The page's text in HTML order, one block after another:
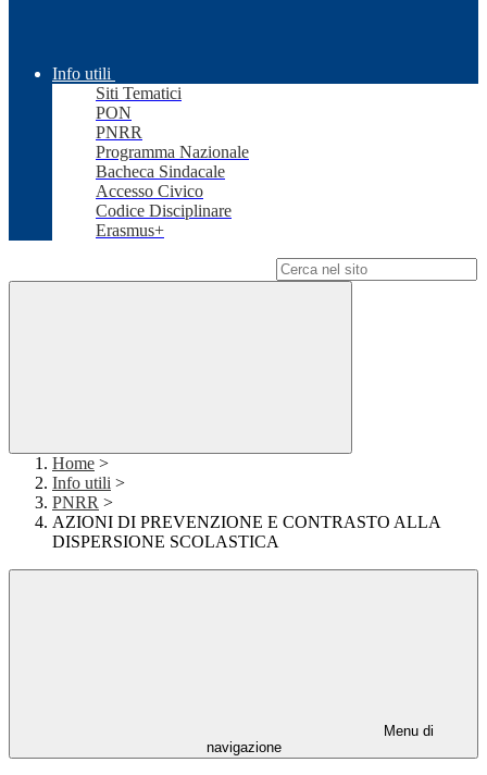
Info utili
Siti Tematici
PON
PNRR
Programma Nazionale
Bacheca Sindacale
Accesso Civico
Codice Disciplinare
Erasmus+
Home >
Info utili >
PNRR >
AZIONI DI PREVENZIONE E CONTRASTO ALLA
DISPERSIONE SCOLASTICA
Menu di
navigazione